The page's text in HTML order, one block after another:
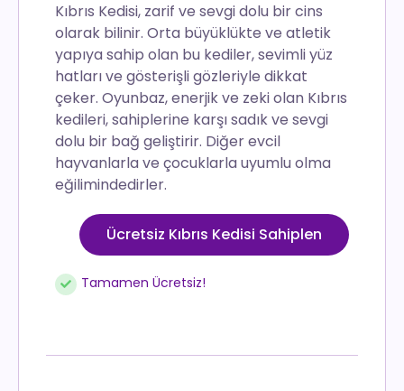
Kıbrıs Kedisi, zarif ve sevgi dolu bir cins
olarak bilinir. Orta büyüklükte ve atletik
yapıya sahip olan bu kediler, sevimli yüz
hatları ve gösterişli gözleriyle dikkat
çeker. Oyunbaz, enerjik ve zeki olan Kıbrıs
kedileri, sahiplerine karşı sadık ve sevgi
dolu bir bağ geliştirir. Diğer evcil
hayvanlarla ve çocuklarla uyumlu olma
eğilimindedirler.
Ücretsiz Kıbrıs Kedisi Sahiplen
Tamamen Ücretsiz!